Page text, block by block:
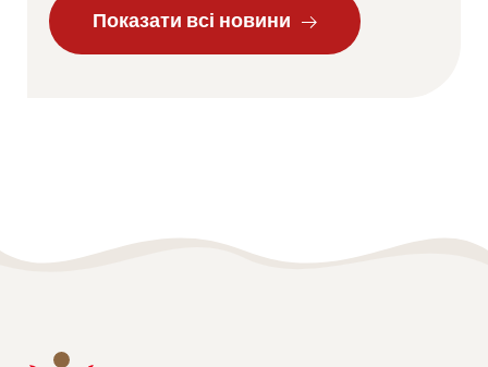
Показати всі новини